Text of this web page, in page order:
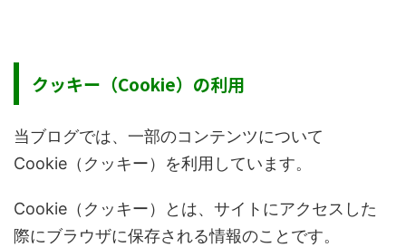
クッキー（Cookie）の利用
当ブログでは、一部のコンテンツについて
Cookie（クッキー）を利用しています。
Cookie（クッキー）とは、サイトにアクセスした
際にブラウザに保存される情報のことです。